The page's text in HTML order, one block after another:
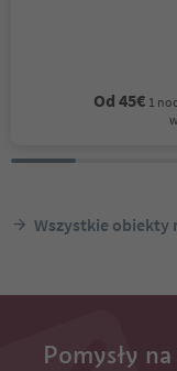
Od 45€ 1
Wszystkie obiekty
Pomysły